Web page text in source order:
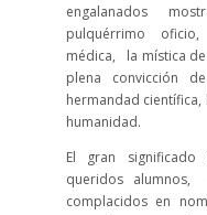
engalanados
pulquérrimo
médica, la mística
plena convicción
hermandad
humanidad.
El gran
queridos
complacidos en